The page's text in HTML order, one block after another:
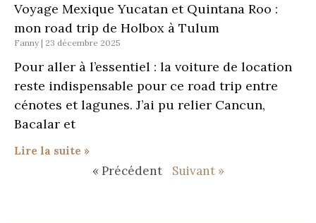
Voyage Mexique Yucatan et Quintana Roo :
mon road trip de Holbox à Tulum
Fanny 23 décembre 2025
Pour aller à l’essentiel : la voiture de location
reste indispensable pour ce road trip entre
cénotes et lagunes. J’ai pu relier Cancun,
Bacalar et
Lire la suite »
« Précédent Suivant »